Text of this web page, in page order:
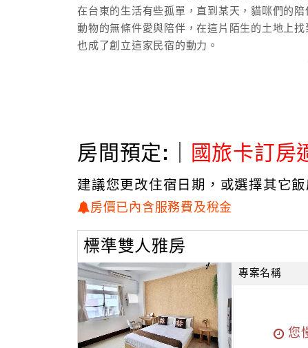
在台東的生活有些孤單，直到某天，貓咪們的陪
動物的無條件愛與陪伴，在這片陌生的土地上找
也成了創立這家民宿的動力。
＃台東寵物友善民宿​ ＃台東貓咪咖啡廳 ＃台
＃台東市區民宿 ＃台東仁八街住宿 ＃台東民宿
房間預定:｜ 國旅卡訂房
建議您更改住宿日期，或選擇其它飯
房價已內含服務費及稅金
標準雙人雅房
專案名稱
您